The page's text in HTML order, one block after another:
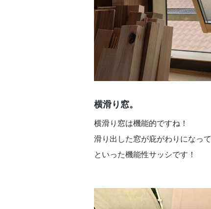
横滑り窓。
横滑り窓は機能的ですね！
滑り出した窓が庇がわりになっ
といった機能性サッシです！